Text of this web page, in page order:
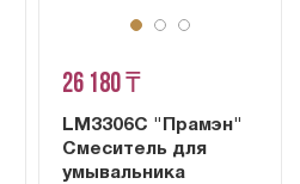
26 180 ₸
LM3306C "Прамэн"
Смеситель для
умывальника